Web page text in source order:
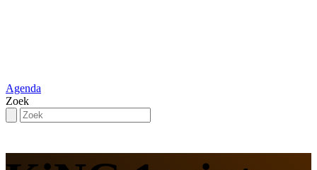
Agenda
Zoek